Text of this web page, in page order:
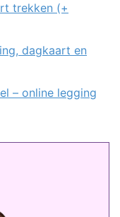
trekken (+
dagkaart en
– online legging